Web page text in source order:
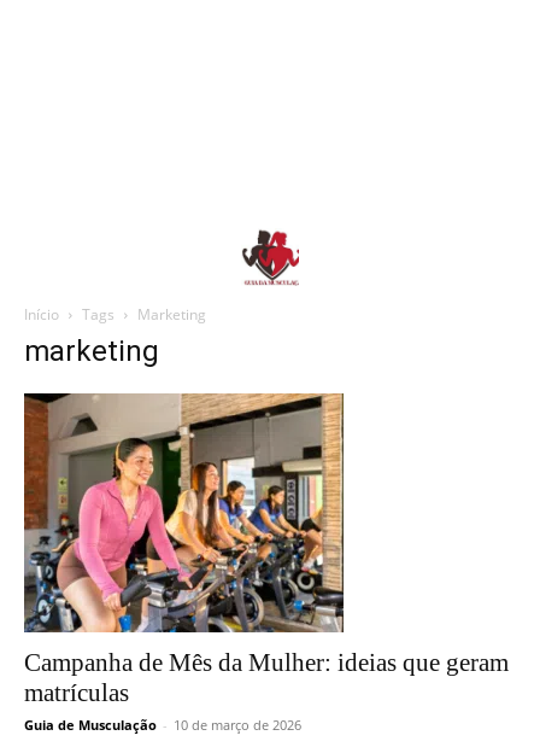
Início Tags Marketing
marketing
Campanha de Mês da Mulher: ideias que geram
matrículas
Guia de Musculação - 10 de março de 2026